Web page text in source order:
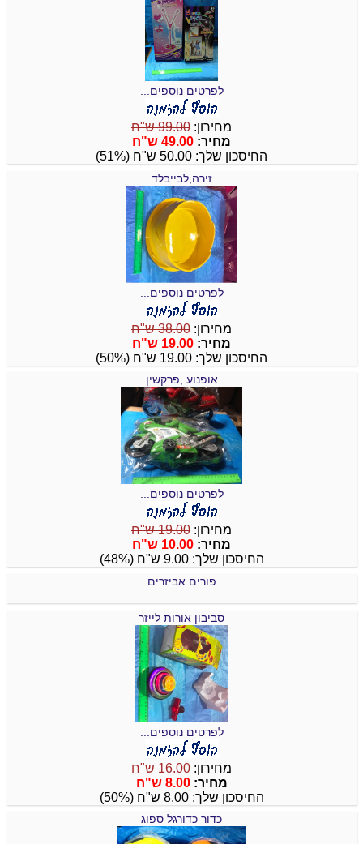
לפרטים נוספים...
מחירון: 99.00 ש"ח
מחיר: 49.00 ש"ח
החיסכון שלך: 50.00 ש"ח (51%)
זירה,לבייבלד
לפרטים נוספים...
מחירון: 38.00 ש"ח
מחיר: 19.00 ש"ח
החיסכון שלך: 19.00 ש"ח (50%)
אופנוע ,פרקשין
לפרטים נוספים...
מחירון: 19.00 ש"ח
מחיר: 10.00 ש"ח
החיסכון שלך: 9.00 ש"ח (48%)
פורים אביזרים
סביבון אורות לייזר
לפרטים נוספים...
מחירון: 16.00 ש"ח
מחיר:8.00 ש"ח
החיסכון שלך: 8.00 ש"ח (50%)
כדור כדורגל ספוג